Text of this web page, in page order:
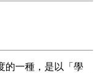
的一種，是以「學